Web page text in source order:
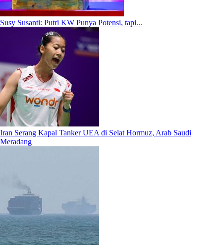
Susy Susanti: Putri KW Punya Potensi, tapi...
Iran Serang Kapal Tanker UEA di Selat Hormuz, Arab Saudi
Meradang